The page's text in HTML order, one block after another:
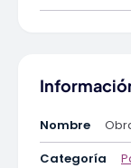
Nombre
Categoría